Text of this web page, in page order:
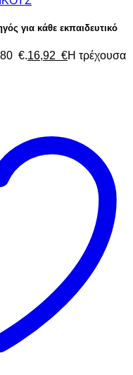
για κάθε εκπαιδευτικό
€.16,92 €Η τρέχουσα